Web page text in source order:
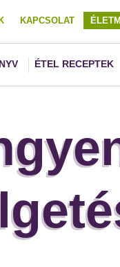
KAPCSOLAT
ÉTEL RECEPTEK